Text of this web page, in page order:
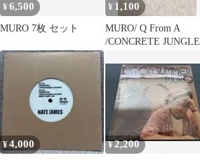
¥6,500
MURO 7枚 セット
¥ 1,100
MURO/ Q From A
/CONCRETE JUNGLE
¥4,000 ¥2,200